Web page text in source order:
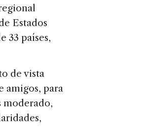
Estados
33 países,
de vista
amigos, para
moderado,